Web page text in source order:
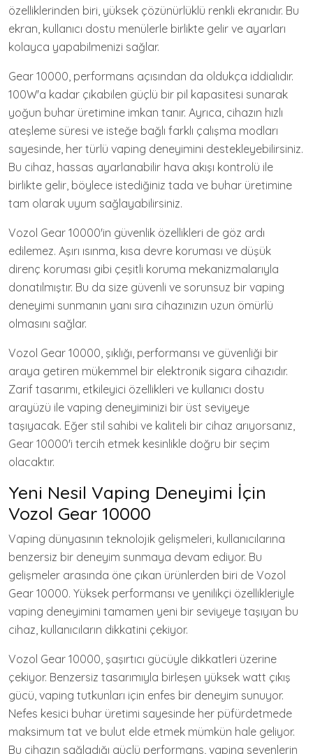
özelliklerinden biri, yüksek çözünürlüklü renkli ekranıdır. Bu
ekran, kullanıcı dostu menülerle birlikte gelir ve ayarları
kolayca yapabilmenizi sağlar.
Gear 10000, performans açısından da oldukça iddialıdır.
100W'a kadar çıkabilen güçlü bir pil kapasitesi sunarak
yoğun buhar üretimine imkan tanır. Ayrıca, cihazın hızlı
ateşleme süresi ve isteğe bağlı farklı çalışma modları
sayesinde, her türlü vaping deneyimini destekleyebilirsiniz.
Bu cihaz, hassas ayarlanabilir hava akışı kontrolü ile
birlikte gelir, böylece istediğiniz tada ve buhar üretimine
tam olarak uyum sağlayabilirsiniz.
Vozol Gear 10000'in güvenlik özellikleri de göz ardı
edilemez. Aşırı ısınma, kısa devre koruması ve düşük
direnç koruması gibi çeşitli koruma mekanizmalarıyla
donatılmıştır. Bu da size güvenli ve sorunsuz bir vaping
deneyimi sunmanın yanı sıra cihazınızın uzun ömürlü
olmasını sağlar.
Vozol Gear 10000, şıklığı, performansı ve güvenliği bir
araya getiren mükemmel bir elektronik sigara cihazıdır.
Zarif tasarımı, etkileyici özellikleri ve kullanıcı dostu
arayüzü ile vaping deneyiminizi bir üst seviyeye
taşıyacak. Eğer stil sahibi ve kaliteli bir cihaz arıyorsanız,
Gear 10000'i tercih etmek kesinlikle doğru bir seçim
olacaktır.
Yeni Nesil Vaping Deneyimi İçin
Vozol Gear 10000
Vaping dünyasının teknolojik gelişmeleri, kullanıcılarına
benzersiz bir deneyim sunmaya devam ediyor. Bu
gelişmeler arasında öne çıkan ürünlerden biri de Vozol
Gear 10000. Yüksek performansı ve yenilikçi özellikleriyle
vaping deneyimini tamamen yeni bir seviyeye taşıyan bu
cihaz, kullanıcıların dikkatini çekiyor.
Vozol Gear 10000, şaşırtıcı gücüyle dikkatleri üzerine
çekiyor. Benzersiz tasarımıyla birleşen yüksek watt çıkış
gücü, vaping tutkunları için enfes bir deneyim sunuyor.
Nefes kesici buhar üretimi sayesinde her püfürdetmede
maksimum tat ve bulut elde etmek mümkün hale geliyor.
Bu cihazın sağladığı güçlü performans, vaping sevenlerin